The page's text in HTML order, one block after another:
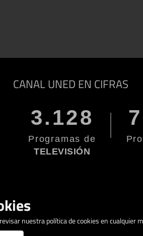
CANAL UNED EN CIFRAS
3.128
Programas de
TELEVISIÓN
nuestra política de cookies en cualquier